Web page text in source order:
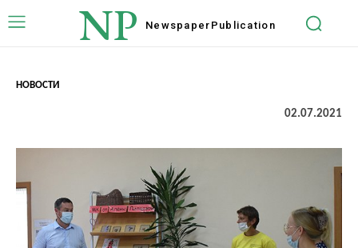
NP Newspaper Publication
НОВОСТИ
02.07.2021